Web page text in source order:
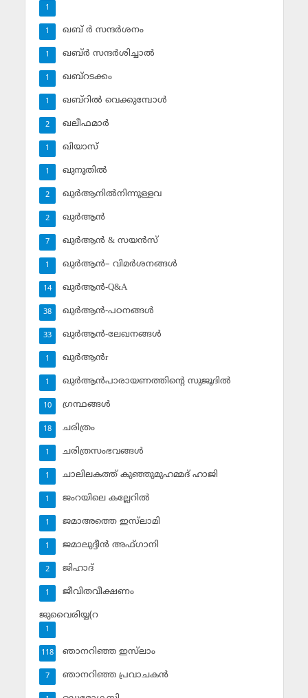
1
ഖബ് ര്‍ സന്ദര്‍ശനം
1
ഖബ്ര്‍ സന്ദര്‍ശിച്ചാല്‍
1
ഖബ്‌റടക്കം
1
ഖബ്‌റില്‍ വെക്കുമ്പോള്‍
1
ഖലീഫമാര്‍
2
ഖിയാസ്
1
ഖുനൂതില്‍
1
ഖുര്‍ആനില്‍നിന്നുള്ളവ
2
ഖുര്‍ആന്‍
2
ഖുര്‍ആന്‍ & സയന്‍സ്‌
7
ഖുര്‍ആന്‍– വിമര്‍ശനങ്ങള്‍
1
ഖുര്‍ആന്‍-Q&A
14
ഖുര്‍ആന്‍-പഠനങ്ങള്‍
38
ഖുര്‍ആന്‍-ലേഖനങ്ങള്‍
33
ഖുര്‍ആന്‍r
1
ഖുര്‍ആന്‍പാരായണത്തിന്റെ സുജൂദില്‍
1
ഗ്രന്ഥങ്ങള്‍
10
ചരിത്രം
18
ചരിത്രസംഭവങ്ങള്‍
1
ചാലിലകത്ത് കുഞ്ഞുമുഹമ്മദ് ഹാജി
1
ജംറയിലെ കല്ലേറില്‍
1
ജമാഅത്തെ ഇസ്‌ലാമി
1
ജമാലുദ്ദീന്‍ അഫ്ഗാനി
1
ജിഹാദ്‌
2
ജീവിതവീക്ഷണം
1
ജുവൈരിയ്യ(റ
1
ഞാനറിഞ്ഞ ഇസ്‌ലാം
118
ഞാനറിഞ്ഞ പ്രവാചകന്‍
7